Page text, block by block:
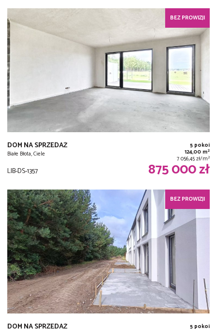
BEZ PROWIZJI
DOM NA SPRZEDAŻ
Białe Błota, Ciele
5 pokoi
124,00 m2
7 056,45 zł/m2
LIB-DS-1357 875 000 zł
BEZ PROWIZJI
DOM NA SPRZEDAŻ 5 pokoi